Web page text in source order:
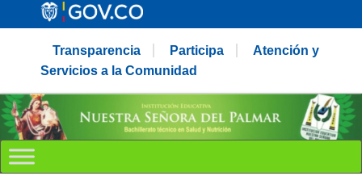
Transparencia Participa
Atención y
Servicios a la Comunidad